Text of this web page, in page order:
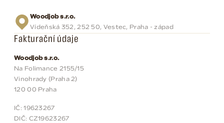
Woodjob s.r.o.
Vídeňská 352, 252 50, Vestec, Praha - západ
Fakturační údaje
Woodjob s.r.o.
Na Folimance 2155/15
Vinohrady (Praha 2)
120 00 Praha
IČ: 19623267
DIČ: CZ19623267